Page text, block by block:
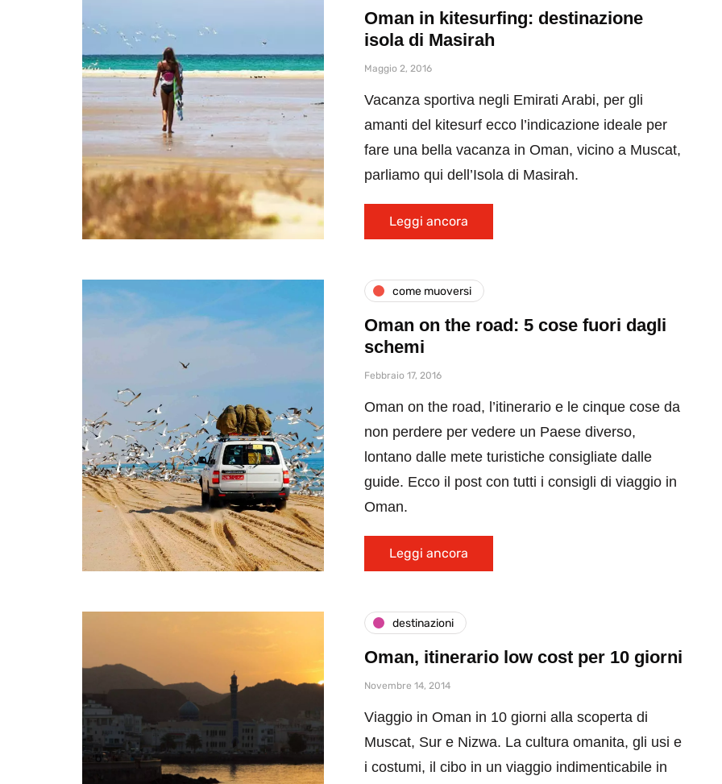
Oman in kitesurfing: destinazione
isola di Masirah
Maggio 2, 2016
Vacanza sportiva negli Emirati Arabi, per gli
amanti del kitesurf ecco l’indicazione ideale per
fare una bella vacanza in Oman, vicino a Muscat,
parliamo qui dell’Isola di Masirah.
Leggi ancora
come muoversi
Oman on the road: 5 cose fuori dagli
schemi
Febbraio 17, 2016
Oman on the road, l’itinerario e le cinque cose da
non perdere per vedere un Paese diverso,
lontano dalle mete turistiche consigliate dalle
guide. Ecco il post con tutti i consigli di viaggio in
Oman.
Leggi ancora
destinazioni
Oman, itinerario low cost per 10 giorni
Novembre 14, 2014
Viaggio in Oman in 10 giorni alla scoperta di
Muscat, Sur e Nizwa. La cultura omanita, gli usi e
i costumi, il cibo in un viaggio indimenticabile in